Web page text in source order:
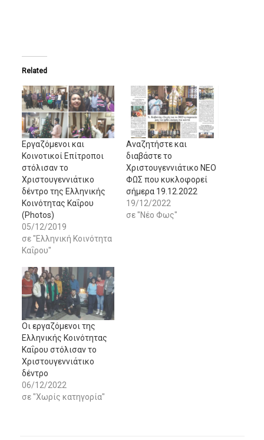
Related
Εργαζόμενοι και
Κοινοτικοί Επίτροποι
στόλισαν το
Χριστουγεννιάτικο
δέντρο της Ελληνικής
Κοινότητας Καΐρου
(Photos)
05/12/2019
σε "Ελληνική Κοινότητα
Καΐρου"
Αναζητήστε και
διαβάστε το
Χριστουγεννιάτικο ΝΕΟ
ΦΩΣ που κυκλοφορεί
σήμερα 19.12.2022
19/12/2022
σε "Νέο Φως"
Οι εργαζόμενοι της
Ελληνικής Κοινότητας
Καΐρου στόλισαν το
Χριστουγεννιάτικο
δέντρο
06/12/2022
σε "Χωρίς κατηγορία"